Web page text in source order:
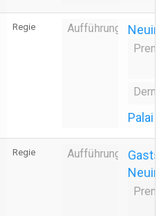
Regie Aufführung
Palais
Regie Aufführung